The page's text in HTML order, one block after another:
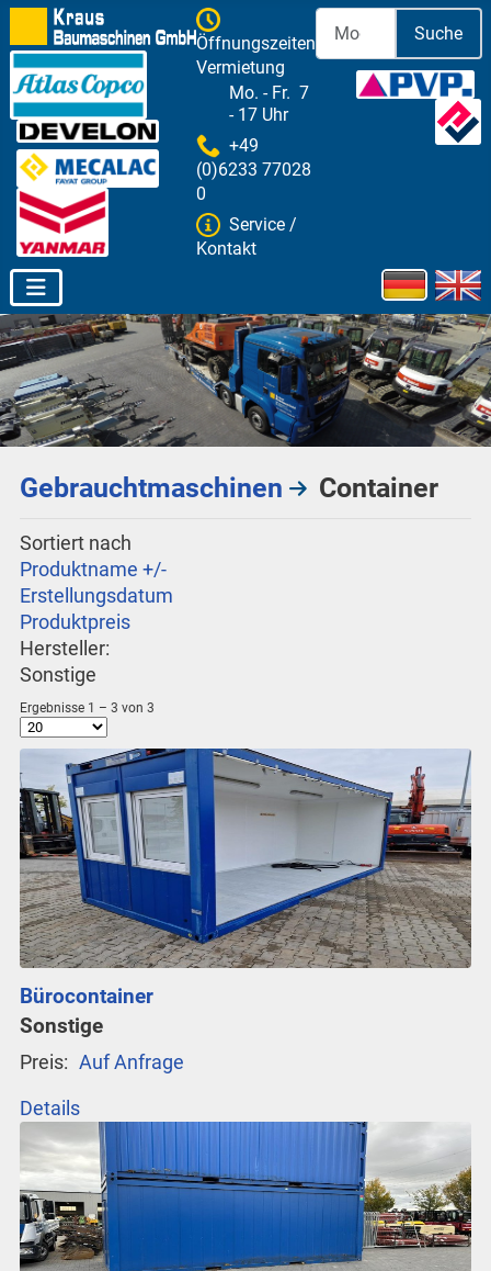
Öffnungszeiten
Vermietung
Mo. - Fr. 7
- 17 Uhr
+49
(0)6233 77028
0
Service /
Kontakt
Suche
Sprache
Gebrauchtmaschinen Container
Sortiert nach
Produktname +/-
Erstellungsdatum
Produktpreis
Hersteller:
Sonstige
Ergebnisse 1 – 3 von 3
Bürocontainer
Sonstige
Preis: Auf Anfrage
Details